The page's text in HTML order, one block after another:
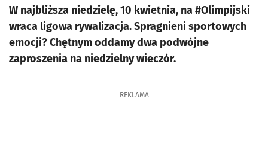
W najbliższa niedzielę, 10 kwietnia, na #Olimpijski
wraca ligowa rywalizacja. Spragnieni sportowych
emocji? Chętnym oddamy dwa podwójne
zaproszenia na niedzielny wieczór.
REKLAMA